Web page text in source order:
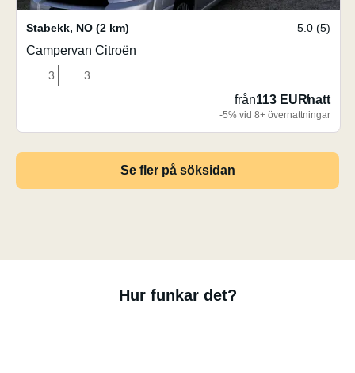
Stabekk, NO (2 km) 5.0 (5)
Campervan Citroën
3 3
från113 EUR/natt
-5% vid 8+ övernattningar
Se fler på söksidan
Hur funkar det?